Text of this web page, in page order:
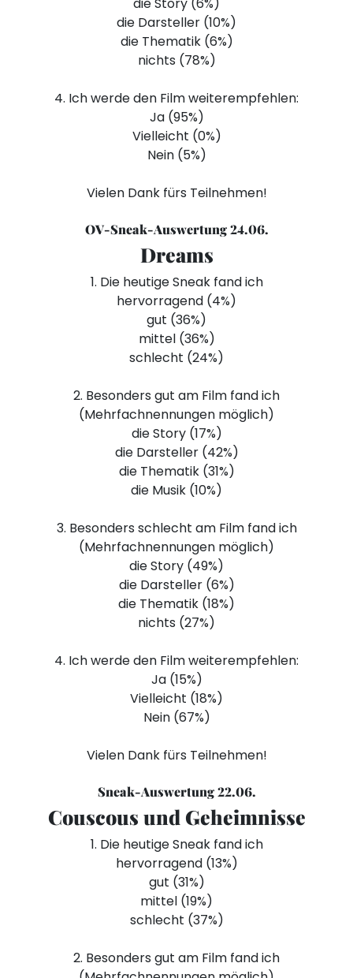
die Darsteller (10%)
die Thematik (6%)
nichts (78%)
4. Ich werde den Film weiterempfehlen:
Ja (95%)
Vielleicht (0%)
Nein (5%)
Vielen Dank fürs Teilnehmen!
OV-Sneak-Auswertung 24.06.
Dreams
1. Die heutige Sneak fand ich
hervorragend (4%)
gut (36%)
mittel (36%)
schlecht (24%)
2. Besonders gut am Film fand ich
(Mehrfachnennungen möglich)
die Story (17%)
die Darsteller (42%)
die Thematik (31%)
die Musik (10%)
3. Besonders schlecht am Film fand ich
(Mehrfachnennungen möglich)
die Story (49%)
die Darsteller (6%)
die Thematik (18%)
nichts (27%)
4. Ich werde den Film weiterempfehlen:
Ja (15%)
Vielleicht (18%)
Nein (67%)
Vielen Dank fürs Teilnehmen!
Sneak-Auswertung 22.06.
Couscous und Geheimnisse
1. Die heutige Sneak fand ich
hervorragend (13%)
gut (31%)
mittel (19%)
schlecht (37%)
2. Besonders gut am Film fand ich